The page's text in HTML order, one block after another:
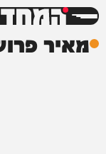
המחדש
מאיר